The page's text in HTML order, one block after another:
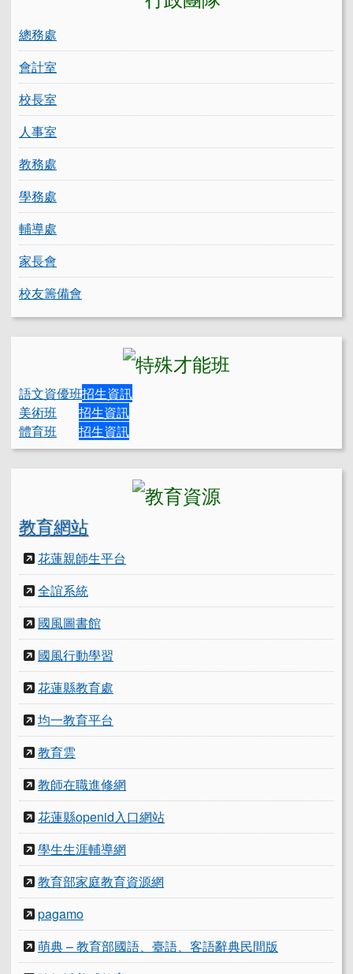
總務處
會計室
校長室
人事室
教務處
學務處
輔導處
家長會
校友籌備會
語文資優班招生資訊
美術班
招生資訊
體育班
招生資訊
教育網站
花蓮親師生平台
全誼系統
國風圖書館
國風行動學習
花蓮縣教育處
均一教育平台
教育雲
教師在職進修網
花蓮縣openid入口網站
學生生涯輔導網
教育部家庭教育資源網
pagamo
萌典 – 教育部國語、臺語、客語辭典民間版